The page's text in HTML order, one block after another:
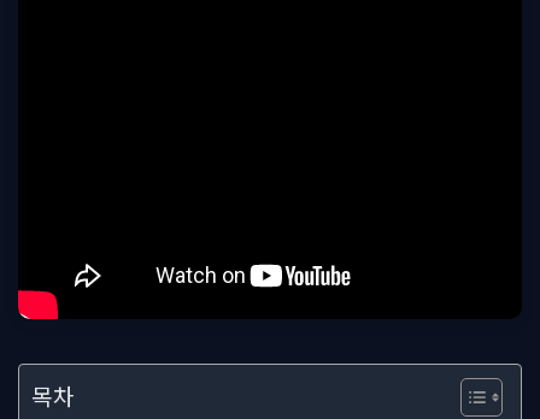
목차